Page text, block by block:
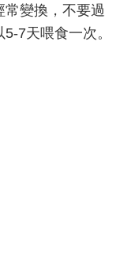
變換，不要過
7天喂食一次。